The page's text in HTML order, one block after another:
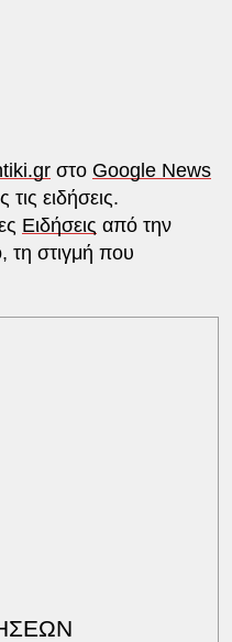
στο Google News
ειδήσεις.
Ειδήσεις από την
τη στιγμή που